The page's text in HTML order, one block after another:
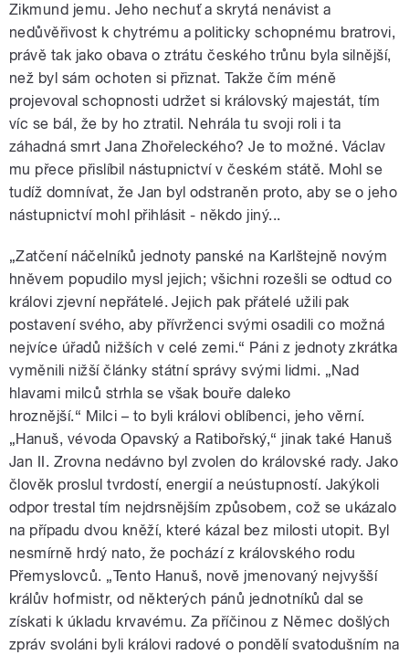
Zikmund jemu. Jeho nechuť a skrytá nenávist a
nedůvěřivost k chytrému a politicky schopnému bratrovi,
právě tak jako obava o ztrátu českého trůnu byla silnější,
než byl sám ochoten si přiznat. Takže čím méně
projevoval schopnosti udržet si královský majestát, tím
víc se bál, že by ho ztratil. Nehrála tu svoji roli i ta
záhadná smrt Jana Zhořeleckého? Je to možné. Václav
mu přece přislíbil nástupnictví v českém státě. Mohl se
tudíž domnívat, že Jan byl odstraněn proto, aby se o jeho
nástupnictví mohl přihlásit - někdo jiný...
„Zatčení náčelníků jednoty panské na Karlštejně novým
hněvem popudilo mysl jejich; všichni rozešli se odtud co
královi zjevní nepřátelé. Jejich pak přátelé užili pak
postavení svého, aby přívrženci svými osadili co možná
nejvíce úřadů nižších v celé zemi.“ Páni z jednoty zkrátka
vyměnili nižší články státní správy svými lidmi. „Nad
hlavami milců strhla se však bouře daleko
hroznější.“ Milci – to byli královi oblíbenci, jeho věrní.
„Hanuš, vévoda Opavský a Ratibořský,“ jinak také Hanuš
Jan II. Zrovna nedávno byl zvolen do královské rady. Jako
člověk proslul tvrdostí, energií a neústupností. Jakýkoli
odpor trestal tím nejdrsnějším způsobem, což se ukázalo
na případu dvou kněží, které kázal bez milosti utopit. Byl
nesmírně hrdý nato, že pochází z královského rodu
Přemyslovců. „Tento Hanuš, nově jmenovaný nejvyšší
králův hofmistr, od některých pánů jednotníků dal se
získati k úkladu krvavému. Za příčinou z Němec došlých
zpráv svoláni byli královi radové o pondělí svatodušním na